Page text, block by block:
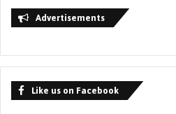
Advertisements
Like us on Facebook